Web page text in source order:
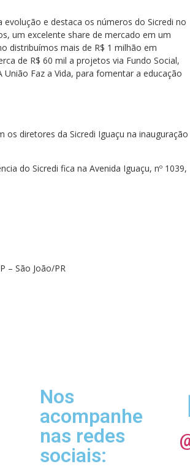
e destaca os números do Sicredi no
um excelente share de mercado em um
distribuímos mais de R$ 1 milhão em
de R$ 60 mil a projetos via Fundo Social,
Faz a Vida, para fomentar a educação
os diretores da Sicredi Iguaçu na inauguração
do Sicredi fica na Avenida Iguaçu, nº 1039,
– São João/PR
Nos
acompanhe
nas redes
sociais: